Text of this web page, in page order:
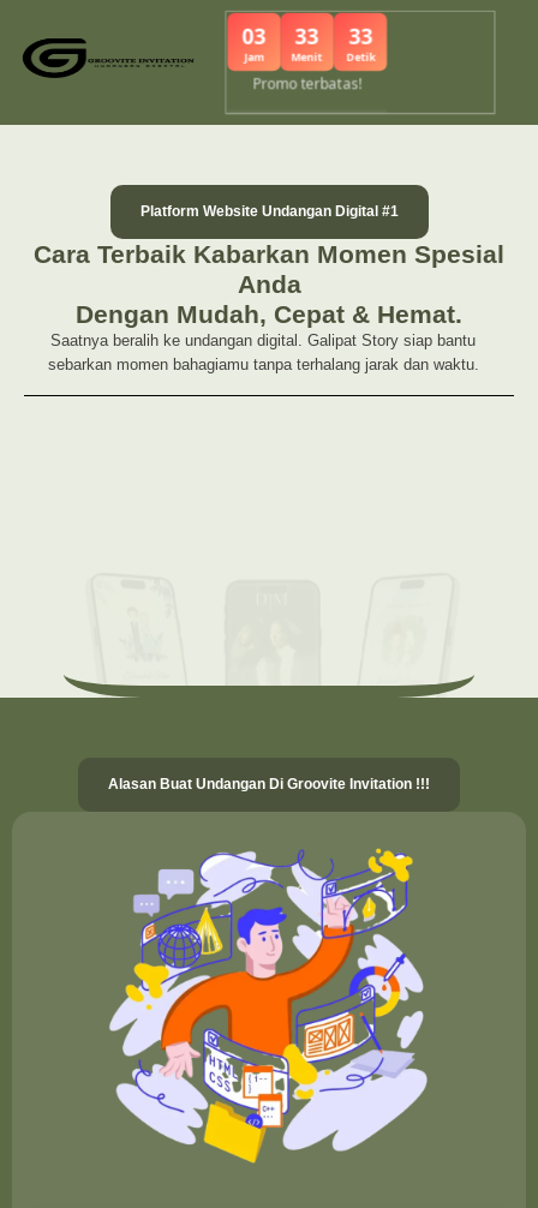
03
Jam
33
Menit
33
Detik
Promo terbatas!
Platform Website Undangan Digital #1
Cara Terbaik Kabarkan Momen Spesial
Anda
Dengan Mudah, Cepat & Hemat.
Saatnya beralih ke undangan digital. Galipat Story siap bantu
sebarkan momen bahagiamu tanpa terhalang jarak dan waktu.
Alasan Buat Undangan Di Groovite Invitation !!!